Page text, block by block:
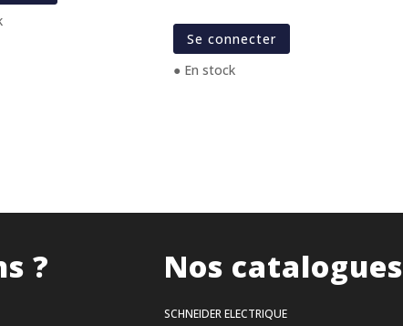
Se connecter
● En stock
? Nos catalogues
SCHNEIDER ELECTRIQUE